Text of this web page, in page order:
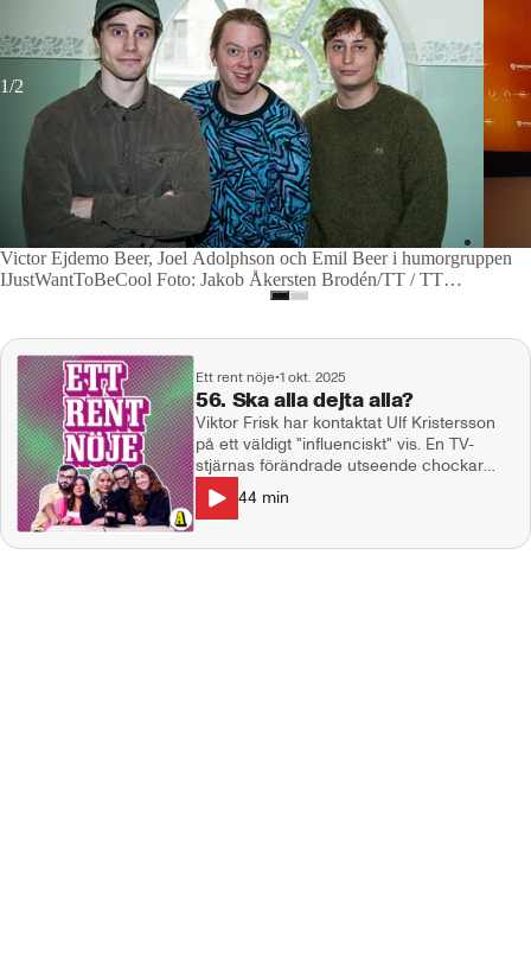
1/2
Victor Ejdemo Beer, Joel Adolphson och Emil Beer i humorgruppen
IJustWantToBeCool Foto: Jakob Åkersten Brodén/TT / TT
Ett rent nöje•1 okt. 2025
56. Ska alla dejta alla?
Viktor Frisk har kontaktat Ulf Kristersson
på ett väldigt "influenciskt" vis. En TV-
stjärnas förändrade utseende chockar
världen över, blev det en stor flopp för
bisexuella SVT-satsningen och vi har
Demirian Genna, Linn Elmervik, Emanuel
44 min